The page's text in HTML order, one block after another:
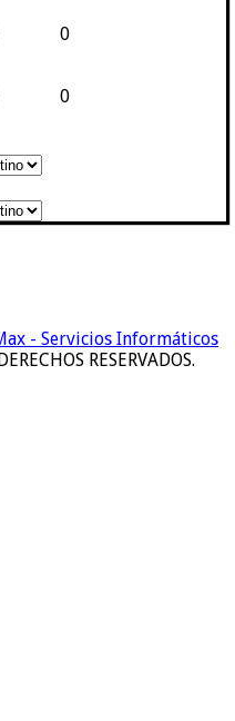
0
0
- Servicios Informáticos
RESERVADOS.